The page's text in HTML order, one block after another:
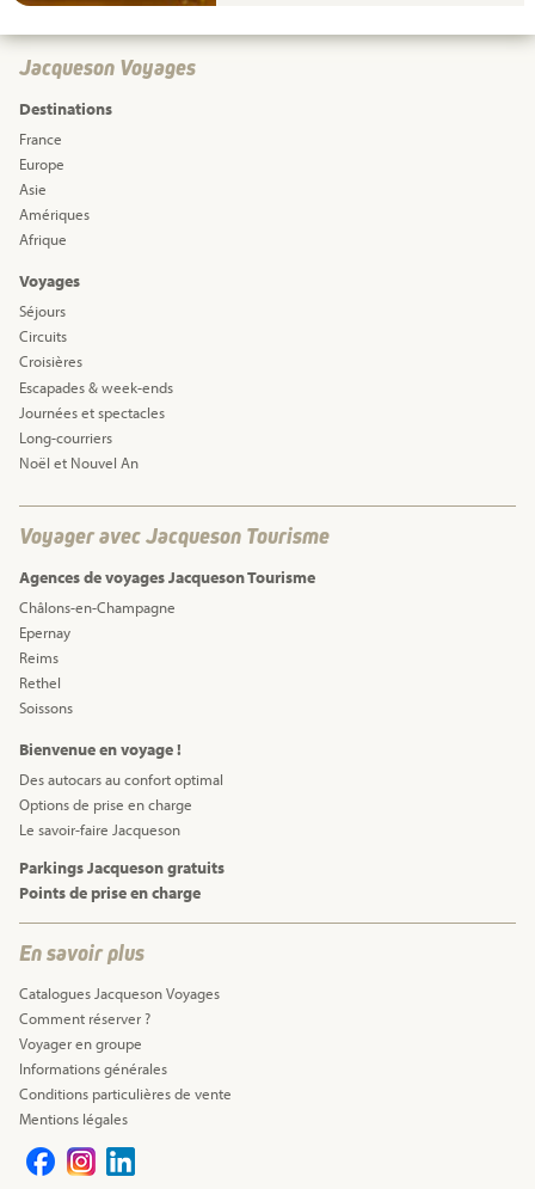
Jacqueson Voyages
Destinations
France
Europe
Asie
Amériques
Afrique
Voyages
Séjours
Circuits
Croisières
Escapades & week-ends
Journées et spectacles
Long-courriers
Noël et Nouvel An
Voyager avec Jacqueson Tourisme
Agences de voyages Jacqueson Tourisme
Châlons-en-Champagne
Epernay
Reims
Rethel
Soissons
Bienvenue en voyage !
Des autocars au confort optimal
Options de prise en charge
Le savoir-faire Jacqueson
Parkings Jacqueson gratuits
Points de prise en charge
En savoir plus
Catalogues Jacqueson Voyages
Comment réserver ?
Voyager en groupe
Informations générales
Conditions particulières de vente
Mentions légales